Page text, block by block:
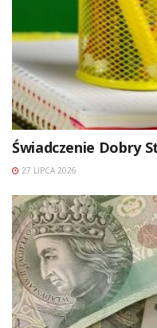
Świadczenie Dobry
27 LIPCA 2026